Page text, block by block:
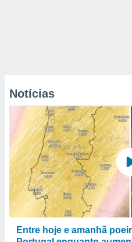
Notícias
Entre hoje e amanhã